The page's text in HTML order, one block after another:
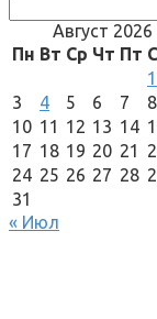
Август 2026
Пн Вт Ср Чт Пт
1
3
4 5 6 7 8
10 11 12 13 14
17 18 19 20 21
24 25 26 27 28
31
« Июл